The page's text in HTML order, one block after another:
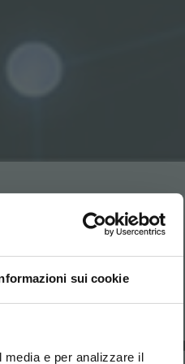
sui cookie
e per analizzare il